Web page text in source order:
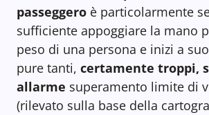
passeggero è particolarmente
sufficiente appoggiare la mano
peso di una persona e inizi a
pure tanti, certamente troppi,
allarme superamento limite di
(rilevato sulla base della